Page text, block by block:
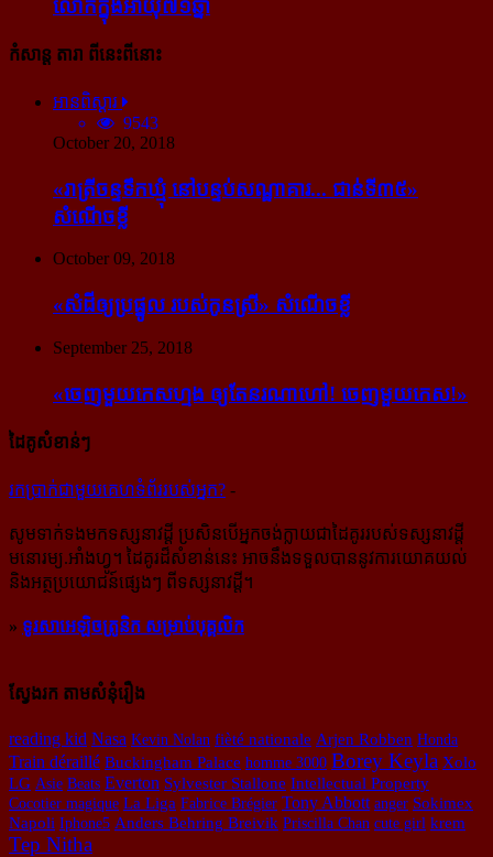
លោក​ក្នុង​អាយុ​៧១ឆ្នាំ
កំសាន្ដ តារា ពីនេះពីនោះ
អានពិស្ដារ
9543
October 20, 2018
«រាត្រីចន្ទទឹកឃ្មុំ នៅបន្ទប់សណ្ឋាគារ... ជាន់ទី៣៥»
សំណើចខ្លី
October 09, 2018
«សំដី​ឲ្យ​ប្រផ្នូល របស់​កូនស្រី» សំណើចខ្លី
September 25, 2018
«ចេញ​មួយ​កេស​ហ្មង ឲ្យ​តែ​នរណា​ហៅ! ចេញ​មួយ​កេស!»
ដៃគូសំខាន់ៗ
រក​​ប្រាក់​​ជា​​មួយ​​គេហទំព័រ​​របស់​​អ្នក? -
សូម​ទាក់ទង​មក​ទស្សនាវដ្ដី ប្រសិន​បើ​អ្នក​ចង់​ក្លាយ​ជា​ដៃគូរ​របស់​ទស្សនាវដ្ដី​
មនោរម្យ.អាំងហ្វូ។ ដៃ​គូរ​ដ៏​សំខាន់​នេះ អាច​នឹង​ទទួល​បាន​នូវ​ការ​យោគយល់
និង​អត្ថ​ប្រយោជន៍​ផ្សេងៗ ពីទស្សនាវដ្ដី។
» ទូរសាអេឡិចត្រូនិក សម្រាប់បុគ្គលិក
ស្វែងរក តាមសំនុំរឿង
reading kid Nasa Kevin Nolan fièté nationale Arjen Robben Honda
Train déraillé Buckingham Palace homme 3000 Borey Keyla Xolo
LG Asie Beats Everton Sylvester Stallone Intellectual Property
Cocotier magique La Liga Fabrice Brégier Tony Abbott anger Sokimex
Napoli Iphone5 Anders Behring Breivik Priscilla Chan cute girl krem
Tep Nitha